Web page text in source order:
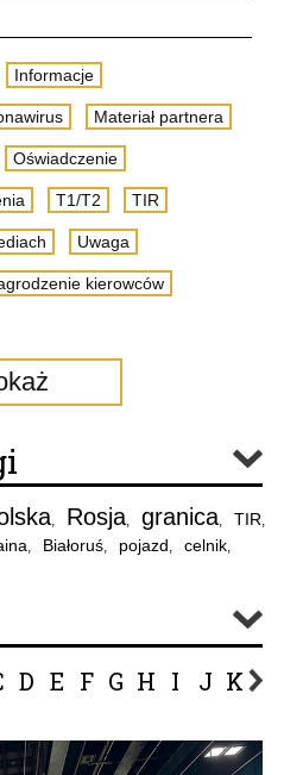
Informacje
Materiał partnera
Oświadczenie
T1/T2 TIR
Uwaga
kierowców
, Rosja, granica, TIR,
, Białoruś, pojazd, celnik,
D E F G H I J K L